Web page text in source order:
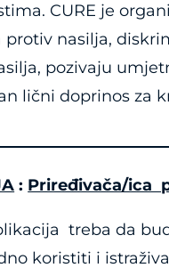
CURE je
protiv nasilja,
pozivaju
lični doprinos za
: Priređivača/ica
treba da
koristiti i